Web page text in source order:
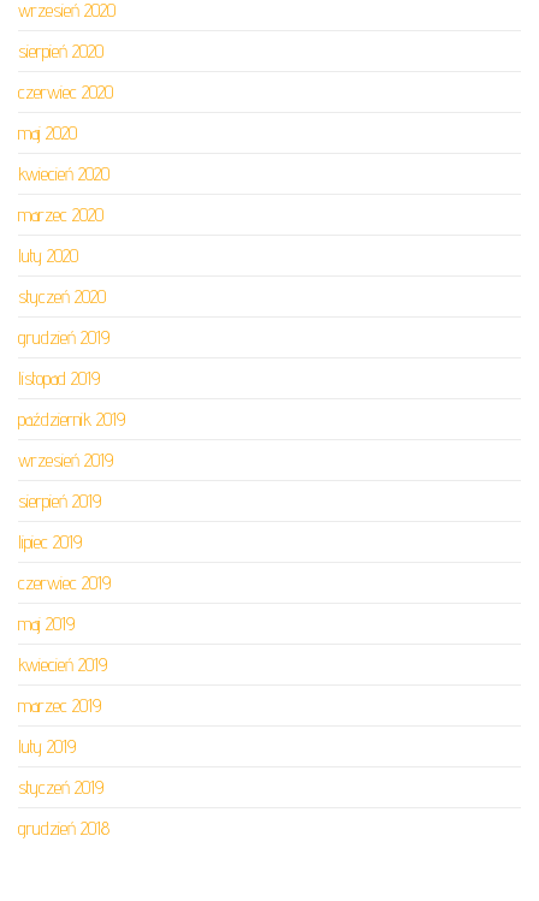
wrzesień 2020
sierpień 2020
czerwiec 2020
maj 2020
kwiecień 2020
marzec 2020
luty 2020
styczeń 2020
grudzień 2019
listopad 2019
październik 2019
wrzesień 2019
sierpień 2019
lipiec 2019
czerwiec 2019
maj 2019
kwiecień 2019
marzec 2019
luty 2019
styczeń 2019
grudzień 2018